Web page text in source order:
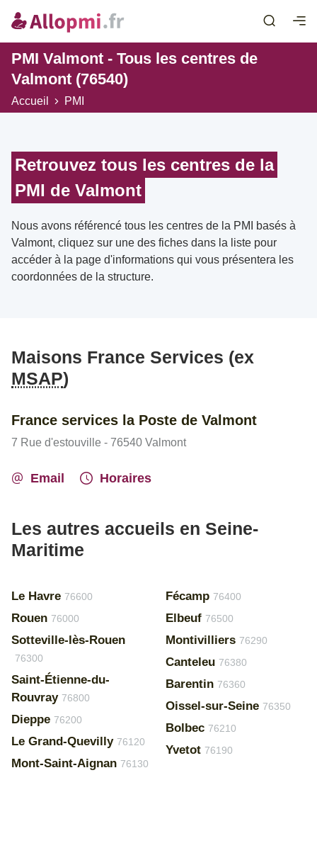
PMI Valmont - Tous les centres de
Valmont (76540)
Accueil PMI
Retrouvez tous les centres de la
PMI de Valmont
Nous avons référencé tous les centres de la PMI basés à
Valmont, cliquez sur une des fiches dans la liste pour
accéder à la page d'informations qui vous présentera les
coordonnées de la structure.
Maisons France Services (ex
MSAP)
France services la Poste de Valmont
7 Rue d'estouville - 76540 Valmont
Email Horaires
Les autres accueils en Seine-
Maritime
Le Havre 76600
Rouen 76000
Sotteville-lès-Rouen
76300
Saint-Étienne-du-
Rouvray 76800
Dieppe 76200
Le Grand-Quevilly 76120
Mont-Saint-Aignan 76130
Fécamp 76400
Elbeuf 76500
Montivilliers 76290
Canteleu 76380
Barentin 76360
Oissel-sur-Seine 76350
Bolbec 76210
Yvetot 76190